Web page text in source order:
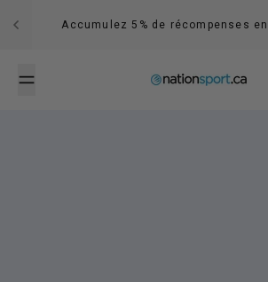
Accumulez 5% de récompenses